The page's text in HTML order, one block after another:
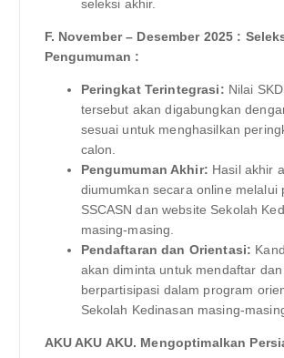
seleksi akhir.
F. November – Desember 2025 :
Pengumuman :
Peringkat Terintegrasi: Nilai
tersebut akan digabungkan
sesuai untuk menghasilkan
calon.
Pengumuman Akhir: Hasil akhir
diumumkan secara online melalui
SSCASN dan website Sekolah
masing-masing.
Pendaftaran dan Orientasi:
akan diminta untuk mendaftar dan
berpartisipasi dalam program
Sekolah Kedinasan masing-
AKU AKU AKU. Mengoptimalkan